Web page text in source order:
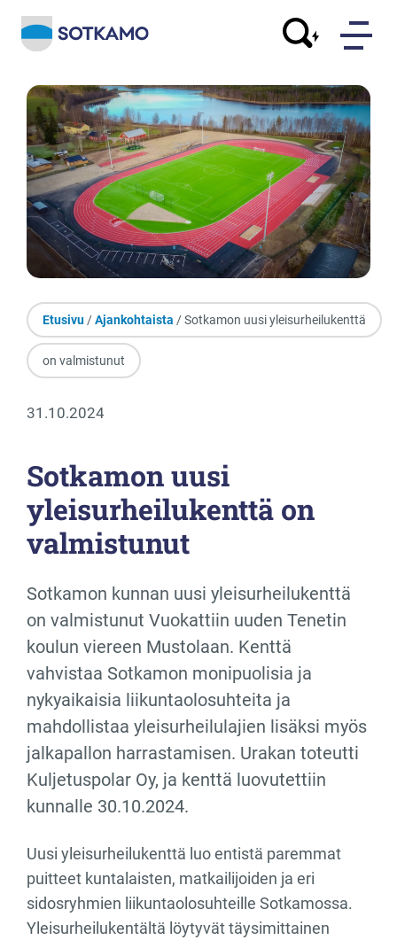
Etusivu/Ajankohtaista / Sotkamon uusi yleisurheilukenttä
on valmistunut
31.10.2024
Sotkamon uusi
yleisurheilukenttä on
valmistunut
Sotkamon kunnan uusi yleisurheilukenttä
on valmistunut Vuokattiin uuden Tenetin
koulun viereen Mustolaan. Kenttä
vahvistaa Sotkamon monipuolisia ja
nykyaikaisia liikuntaolosuhteita ja
mahdollistaa yleisurheilulajien lisäksi myös
jalkapallon harrastamisen. Urakan toteutti
Kuljetuspolar Oy, ja kenttä luovutettiin
kunnalle 30.10.2024.
Uusi yleisurheilukenttä luo entistä paremmat
puitteet kuntalaisten, matkailijoiden ja eri
sidosryhmien liikuntaolosuhteille Sotkamossa.
Yleisurheilukentältä löytyvät täysimittainen